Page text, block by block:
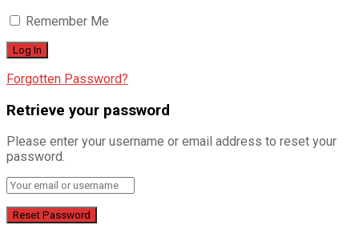
Remember Me
Forgotten Password?
Retrieve your password
Please enter your username or email address to reset your
password.